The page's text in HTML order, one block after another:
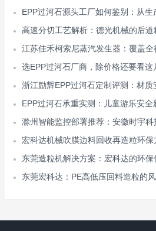
EPP过河石源头工厂如何鉴别：从生
高速分切工艺解析：德光机械的后道
江苏佳禾柯索尼蒸汽发生器：覆盖
选EPP过河石厂商，除价格还要看这
浙江励辉EPP过河石定制评测：材质
EPP过河石承重实测：儿童游乐安全
滁州智能监控部署推荐：安徽时宇科
宏科达机械吹膜边料回收再造粒环保
东莞造粒机解决方案：宏科达的环保
东莞宏科达：PE高低压回料造粒的